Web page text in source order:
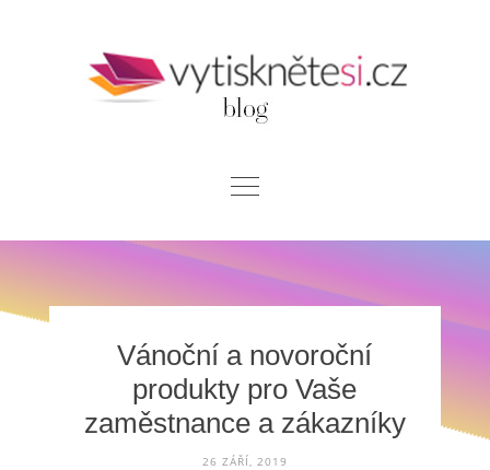
KontaktVánoční a novoroční
produkty pro Vaše
zaměstnance a zákazníky
26 ZÁŘÍ, 2019